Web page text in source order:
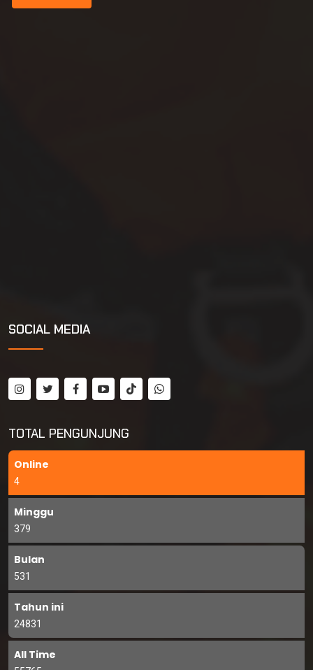
SOCIAL MEDIA
TOTAL PENGUNJUNG
Online
4
Minggu
379
Bulan
531
Tahun ini
24831
All Time